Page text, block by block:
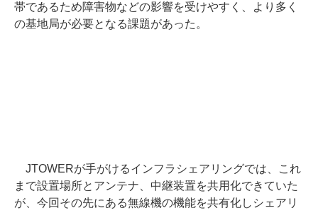
帯であるため障害物などの影響を受けやすく、より多く
の基地局が必要となる課題があった。
JTOWERが手がけるインフラシェアリングでは、これ
まで設置場所とアンテナ、中継装置を共用化できていた
が、今回その先にある無線機の機能を共有化しシェアリ